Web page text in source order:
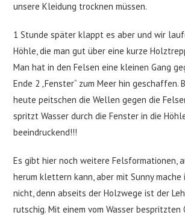
unsere Kleidung trocknen müssen.
1 Stunde später klappt es aber und wir
Höhle, die man gut über eine kurze
Man hat in den Felsen eine kleinen Gang
Ende 2 „Fenster“ zum Meer hin geschaffen.
heute peitschen die Wellen gegen die
spritzt Wasser durch die Fenster in die
beeindruckend!!!
Es gibt hier noch weitere Felsformationen,
herum klettern kann, aber mit Sunny
nicht, denn abseits der Holzwege ist der
rutschig. Mit einem vom Wasser bespritzten